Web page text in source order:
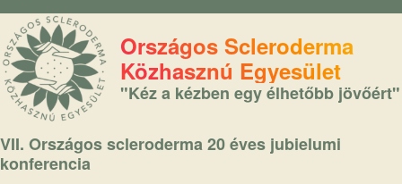
Országos Scleroderma
Közhasznú Egyesület
"Kéz a kézben egy élhetőbb jövőért"
VII. Országos scleroderma 20 éves jubielumi
konferencia